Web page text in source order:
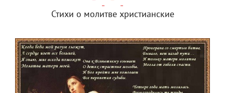
Стихи о молитве христианские